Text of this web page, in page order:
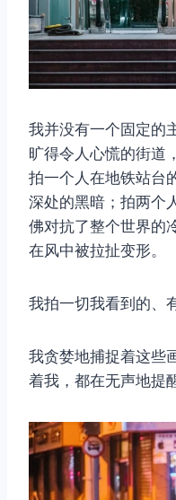
我并没有一个固定的
旷得令人心慌的街道
拍一个人在地铁站台
深处的黑暗；拍两个
佛对抗了整个世界的
在风中被拉扯变形。
我拍一切我看到的、
我贪婪地捕捉着这些
着我，都在无声地提